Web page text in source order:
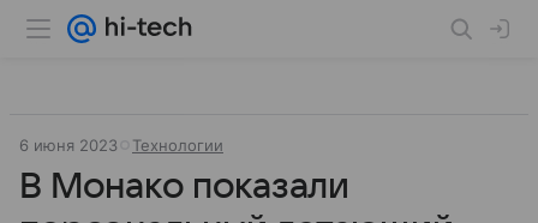
6 июня 2023 Технологии
В Монако показали